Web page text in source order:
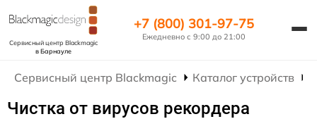
Сервисный центр Blackmagic
в Барнауле
+7 (800) 301-97-75
Ежедневно с 9:00 до 21:00
Сервисный центр Blackmagic Каталог устройств
Чистка от вирусов рекордера